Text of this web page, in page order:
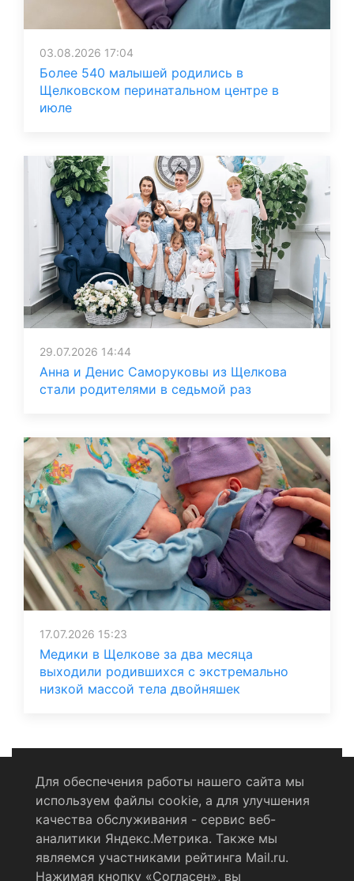
03.08.2026 17:04
Более 540 малышей родились в
Щелковском перинатальном центре в
июле
29.07.2026 14:44
Анна и Денис Саморуковы из Щелкова
стали родителями в седьмой раз
17.07.2026 15:23
Медики в Щелкове за два месяца
выходили родившихся с экстремально
низкой массой тела двойняшек
Политика конфиденциальности
Согласие на обработку персональных данных
Для обеспечения работы нашего сайта мы
используем файлы cookie, а для улучшения
качества обслуживания - сервис веб-
аналитики Яндекс.Метрика. Также мы
являемся участниками рейтинга Mail.ru.
Нажимая кнопку «Согласен», вы